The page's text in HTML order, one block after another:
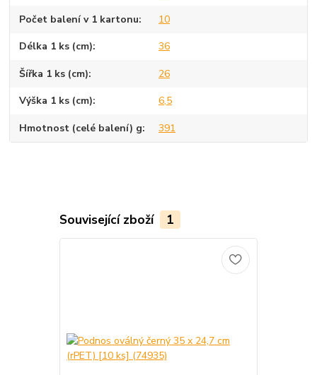
Počet balení v 1 kartonu 10
Délka 1 ks (cm) 36
Šířka 1 ks (cm) 26
Výška 1 ks (cm) 6,5
Hmotnost (celé balení) g 391
Související zboží 1